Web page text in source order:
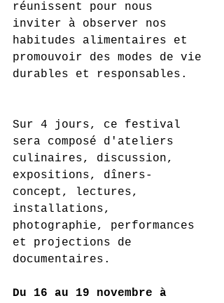
réunissent pour nous
inviter à observer nos
habitudes alimentaires et
promouvoir des modes de vie
durables et responsables.
Sur 4 jours, ce festival
sera composé d'ateliers
culinaires, discussion,
expositions, dîners-
concept, lectures,
installations,
photographie, performances
et projections de
documentaires.
Du 16 au 19 novembre à